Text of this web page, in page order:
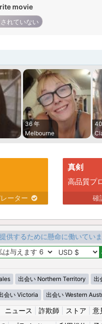
movie
れていない
36 年
Melbourne
ーター
真剣
高品質プ
確
供するために懸命に働いてい
出会い Northern Territory 出
会い Victoria 出会い Western
ニュース 詐欺師 ストア
意